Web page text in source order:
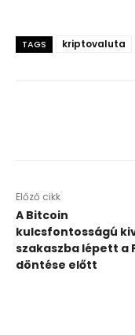
TAGS kriptovaluta
Előző cikk
A Bitcoin
kulcsfontosságú
szakaszba lépett a
döntése előtt